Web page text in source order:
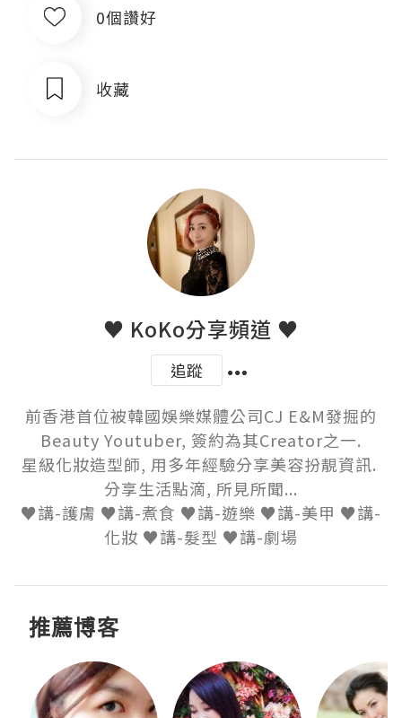
0個讚好
收藏
♥ KoKo分享頻道 ♥
追蹤
前香港首位被韓國娛樂媒體公司CJ E&M發掘的
Beauty Youtuber, 簽約為其Creator之一.
星級化妝造型師, 用多年經驗分享美容扮靚資訊.
分享生活點滴, 所見所聞...
♥講-護膚 ♥講-煮食 ♥講-遊樂 ♥講-美甲 ♥講-
化妝 ♥講-髮型 ♥講-劇場
推薦博客